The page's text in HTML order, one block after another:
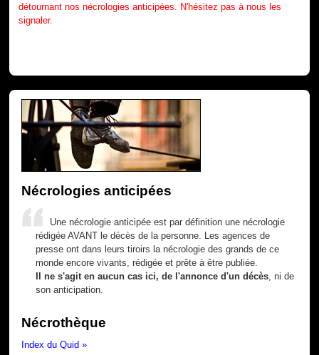
détournant nos nécrologies anticipées. N'hésitez pas à nous les
signaler.
Nécrologies anticipées
Une nécrologie anticipée est par définition une nécrologie
rédigée AVANT le décès de la personne. Les agences de
presse ont dans leurs tiroirs la nécrologie des grands de ce
monde encore vivants, rédigée et prête à être publiée.
Il ne s'agit en aucun cas ici, de l'annonce d'un décès , ni de
son anticipation.
Nécrothèque
Index du Quid »